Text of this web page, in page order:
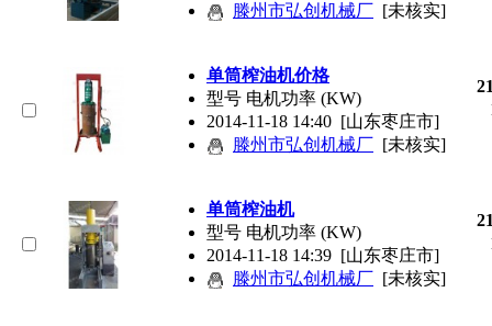
滕州市弘创机械厂 [未核实]
单筒榨油机价格
型号 电机功率 (KW)
2014-11-18 14:40 [山东枣庄市]
滕州市弘创机械厂 [未核实]
单筒榨油机
型号 电机功率 (KW)
2014-11-18 14:39 [山东枣庄市]
滕州市弘创机械厂 [未核实]